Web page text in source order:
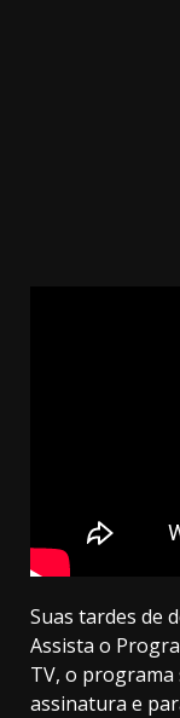
Suas tardes de
Assista o
TV, o
assinatura e